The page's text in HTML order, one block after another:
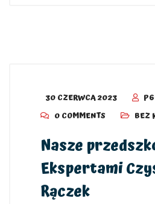
30 CZERWCA 2023
0 COMMENTS
BEZ
Nasze
Ekspertami
Rączek